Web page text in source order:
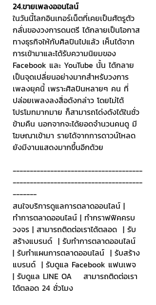
24.ขายเพลงออนไลน์
ในวันนี้โลกอินเทอร์เน็ตที่เคยเป็นศัตรูตัว
กลั่นของวงการดนตรี ได้กลายเป็นโอกาส
ทางธุรกิจให้กับศิลปินไปแล้ว เห็นได้จาก
การเข้ามาและได้รับความนิยมของ
Facebook และ YouTube นั้น ได้กลาย
เป็นจุดเปลี่ยนอย่างมากสำหรับวงการ
เพลงยุคนี้ เพราะศิลปินหลายๆ คน ที่
ปล่อยเพลงลงสื่อดังกล่าว โดยไม่ได้
โปรโมทมากมาย ก็สามารถโด่งดังได้ในชั่ว
ข้ามคืน นอกจากจะได้ยอดจำนวนคนดู มี
โฆษณาเข้ามา รายได้จากการดาวน์โหลด
ยังมีงานแสดงมากขึ้นอีกด้วย
--------------------------------------
--------------------------------------
-------
สนใจบริการดูแลการตลาดออนไลน์ |
ทำการตลาดออนไลน์ | ทำกราฟฟิคครบ
วงจร | สามารถติดต่อเราได้ตลอด  | รับ
สร้างแบรนด์  | รับทำการตลาดออนไลน์
| รับทำแผนการตลาดออนไลน์  | รับสร้าง
แบรนด์  | รับดูแล Facebook แฟนเพจ
| รับดูแล LINE OA    สามารถติดต่อเรา
ได้ตลอด 24 ชั่วโมง